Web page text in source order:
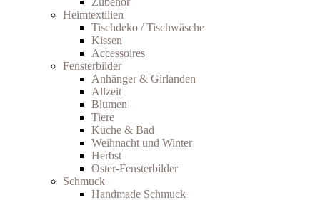
Heimtextilien
Tischdeko / Tischwäsche
Kissen
Accessoires
Fensterbilder
Anhänger & Girlanden
Allzeit
Blumen
Tiere
Küche & Bad
Weihnacht und Winter
Herbst
Oster-Fensterbilder
Schmuck
Handmade Schmuck